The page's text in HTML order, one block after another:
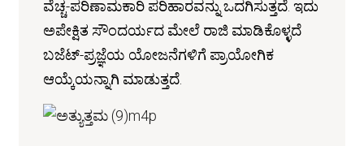
ವೆಚ್ಚ-ಪರಿಣಾಮಕಾರಿ ಪರಿಹಾರವನ್ನು ಒದಗಿಸುತ್ತದೆ. ಇದು
ಅಪೇಕ್ಷಿತ ಸೌಂದರ್ಯದ ಮೇಲೆ ರಾಜಿ ಮಾಡಿಕೊಳ್ಳದೆ
ಬಜೆಟ್-ಪ್ರಜ್ಞೆಯ ಯೋಜನೆಗಳಿಗೆ ಪ್ರಾಯೋಗಿಕ
ಆಯ್ಕೆಯನ್ನಾಗಿ ಮಾಡುತ್ತದೆ.